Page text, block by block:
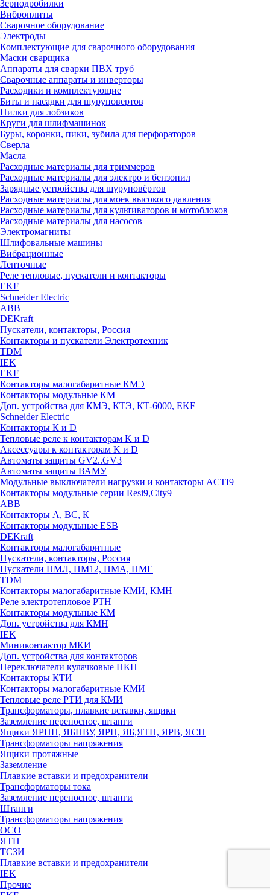
Зернодробилки
Виброплиты
Сварочное оборудование
Электроды
Комплектующие для сварочного оборудования
Маски сварщика
Аппараты для сварки ПВХ труб
Сварочные аппараты и инверторы
Расходики и комплектующие
Биты и насадки для шуруповертов
Пилки для лобзиков
Круги для шлифмашинок
Буры, коронки, пики, зубила для перфораторов
Сверла
Масла
Расходные материалы для триммеров
Расходные материалы для электро и бензопил
Зарядные устройства для шуруповёртов
Расходные материалы для моек высокого давления
Расходные материалы для культиваторов и мотоблоков
Расходные материалы для насосов
Электромагниты
Шлифовальные машины
Вибрационные
Ленточные
Реле тепловые, пускатели и контакторы
EKF
Schneider Electric
ABB
DEKraft
Пускатели, контакторы, Россия
Контакторы и пускатели Электротехник
TDM
IEK
EKF
Контакторы малогабаритные КМЭ
Контакторы модульные КМ
Доп. устройства для КМЭ, КТЭ, КТ-6000, EKF
Schneider Electric
Контакторы К и D
Тепловые реле к контакторам K и D
Аксессуары к контакторам K и D
Автоматы защиты GV2..GV3
Автоматы защиты ВАМУ
Модульные выключатели нагрузки и контакторы ACTI9
Контакторы модульные серии Resi9,City9
ABB
Контакторы А, ВС, К
Контакторы модульные ESB
DEKraft
Контакторы малогабаритные
Пускатели, контакторы, Россия
Пускатели ПМЛ, ПМ12, ПМА, ПМЕ
TDM
Контакторы малогабаритные КМИ, КМН
Реле электротепловое РТН
Контакторы модульные КМ
Доп. устройства для КМН
IEK
Миниконтактор МКИ
Доп. устройства для контакторов
Переключатели кулачковые ПКП
Контакторы КТИ
Контакторы малогабаритные КМИ
Тепловые реле РTИ для КМИ
Трансформаторы, плавкие вставки, ящики
Заземление переносное, штанги
Ящики ЯРПП, ЯБПВУ, ЯРП, ЯБ,ЯТП, ЯРВ, ЯСН
Трансформаторы напряжения
Ящики протяжные
Заземление
Плавкие вставки и предохранители
Трансформаторы тока
Заземление переносное, штанги
Штанги
Трансформаторы напряжения
ОСО
ЯТП
ТСЗИ
Плавкие вставки и предохранители
IEK
Прочие